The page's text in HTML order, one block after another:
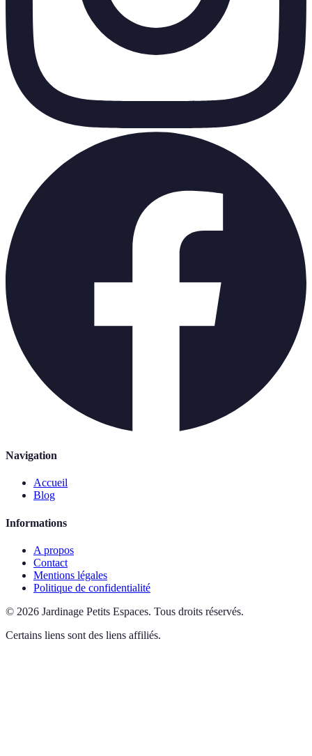
Navigation
Accueil
Blog
Informations
A propos
Contact
Mentions légales
Politique de confidentialité
© 2026 Jardinage Petits Espaces. Tous droits réservés.
Certains liens sont des liens affiliés.